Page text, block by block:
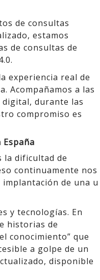
de consultas
estamos
de consultas de
experiencia real de
Acompañamos a las
durante las
compromiso es
la dificultad de
continuamente nos
de una u
y tecnologías. En
historias de
conocimiento” que
a golpe de un
disponible